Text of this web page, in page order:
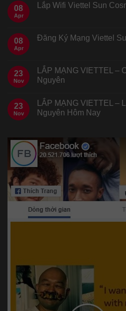
08
Apr
Lắp Wifi Viettel Sun
08
Apr
Đăng Ký Mạng Viettel
23
Nov
LẮP MẠNG VIETTEL –
Nguyên
23
Nov
LẮP MẠNG VIETTEL –
Nguyên Hôm Nay